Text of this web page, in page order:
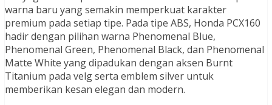
warna baru yang semakin memperkuat karakter
premium pada setiap tipe. Pada tipe ABS, Honda PCX160
hadir dengan pilihan warna Phenomenal Blue,
Phenomenal Green, Phenomenal Black, dan Phenomenal
Matte White yang dipadukan dengan aksen Burnt
Titanium pada velg serta emblem silver untuk
memberikan kesan elegan dan modern.